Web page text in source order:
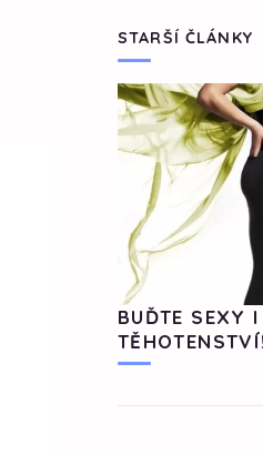
STARŠÍ ČLÁNKY
BUĎTE SEXY I